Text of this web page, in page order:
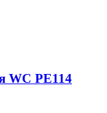
WC PE114